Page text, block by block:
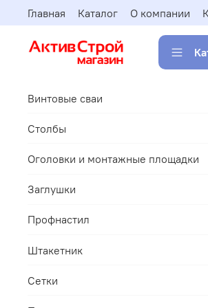
Главная Каталог О компании
Винтовые сваи
Столбы
Оголовки и монтажные площадки
Заглушки
Профнастил
Штакетник
Сетки